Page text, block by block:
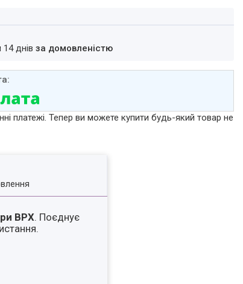
14 днівза домовленістю
платежі. Тепер ви можете купити будь-який товар не
ВРХ. Поєднує